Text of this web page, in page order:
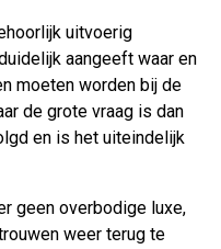
uitvoerig
aangeeft waar en
moeten worden bij de
de grote vraag is dan
en is het uiteindelijk
geen overbodige luxe,
weer terug te